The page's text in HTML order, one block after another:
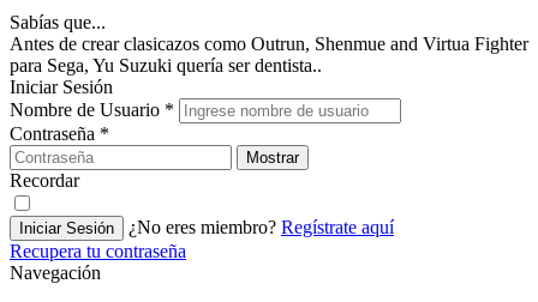
Sabías que...
Antes de crear clasicazos como Outrun, Shenmue and Virtua Fighter
para Sega, Yu Suzuki quería ser dentista..
Iniciar Sesión
Nombre de Usuario *
Contraseña *
Mostrar
Recordar
Iniciar Sesión ¿No eres miembro? Regístrate aquí
Recupera tu contraseña
Navegación